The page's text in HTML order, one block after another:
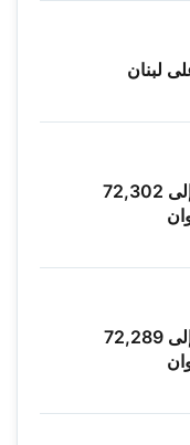
ارتفاع حصيلة الشهداء في قطاع غزة إلى 72,302
ارتفاع حصيلة الشهداء في قطاع غزة إلى 72,289